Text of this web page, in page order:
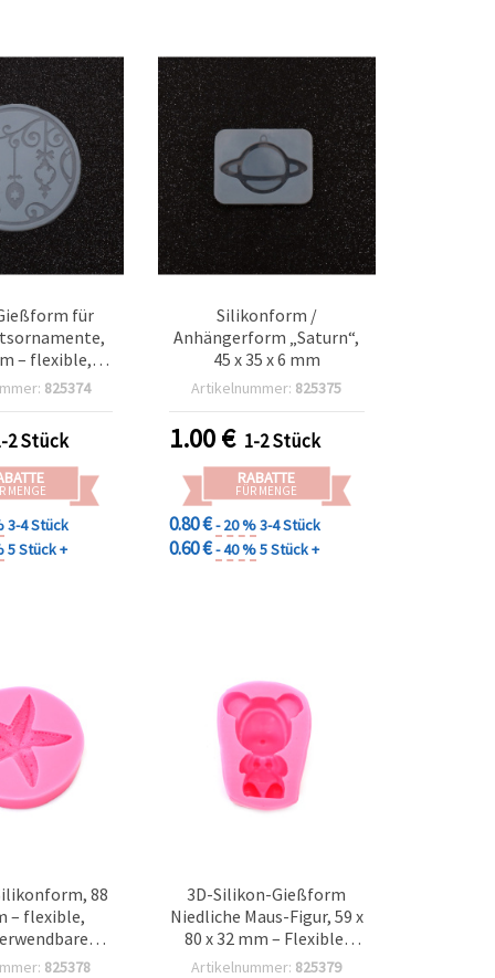
für
– flexible,
Form
DIY
825374
2 Stück
MENGE
3-4 Stück
5 Stück +
Silikonform /
Anhängerform „Saturn“,
45 x 35 x 6 mm
Artikelnummer: 825375
1.00€ 1-2 Stück
RABATTE
FÜR MENGE
0.80 €- 20 %3-4 Stück
0.60 €- 40 %5 Stück +
88
– flexible,
Epoxid-/UV-
825378
3D-Silikon-Gießform
Niedliche Maus-Figur, 59 x
80 x 32 mm – Flexible,
wiederverwendbare DIY-
Artikelnummer: 825379